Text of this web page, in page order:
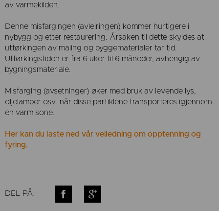
av varmekilden.
Denne misfargingen (avleiringen) kommer hurtigere i
nybygg og etter restaurering. Årsaken til dette skyldes at
uttørkingen av maling og byggematerialer tar tid.
Uttørkingstiden er fra 6 uker til 6 måneder, avhengig av
bygningsmateriale.
Misfarging (avsetninger) øker med bruk av levende lys,
oljelamper osv. når disse partiklene transporteres igjennom
en varm sone.
Her kan du laste ned vår veiledning om opptenning og
fyring.
DEL PÅ: